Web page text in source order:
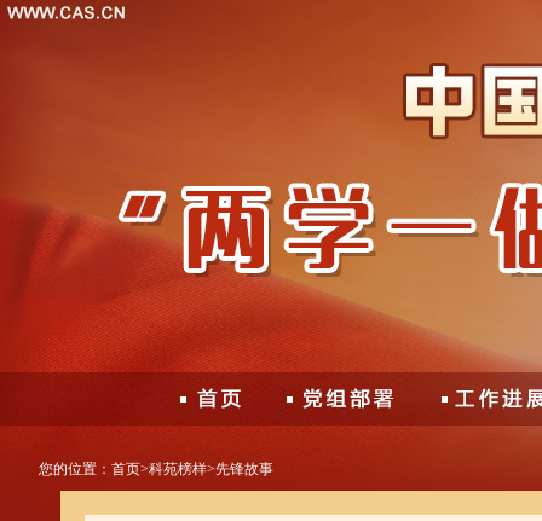
您的位置： 首页>科苑榜样>先锋故事